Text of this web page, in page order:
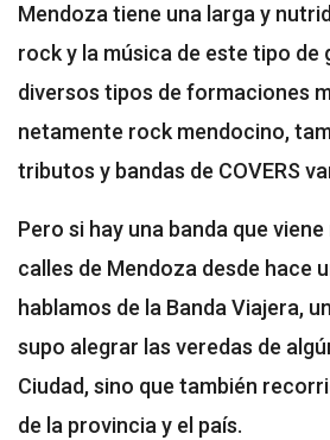
Mendoza tiene una larga y
rock y la música de este tipo de
diversos tipos de formaciones
netamente rock mendocino,
tributos y bandas de COVERS
Pero si hay una banda que
calles de Mendoza desde hace
hablamos de la Banda Viajera,
supo alegrar las veredas de
Ciudad, sino que también
de la provincia y el país.